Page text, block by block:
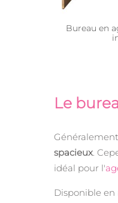
Bureau en
Le
spacieux.
idéal pour l'
Disponible en